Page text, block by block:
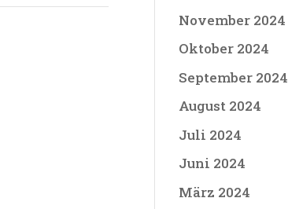
November 2024
Oktober 2024
September 2024
August 2024
Juli 2024
Juni 2024
März 2024